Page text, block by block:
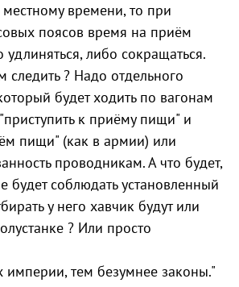
времени, то при
поясов время на приём
либо сокращаться.
следить ? Надо отдельного
будет ходить по вагонам
к приёму пищи" и
пищи" (как в армии) или
проводникам. А что будет,
будет соблюдать установленный
у него хавчик будут или
? Или просто
тем безумнее законы."